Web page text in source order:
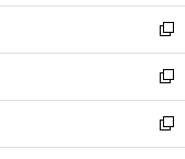
開
く
ウ
で
開
く
ン
ド
ウ
で
開
く
ウ
ィ
ン
ド
ウ
で
開
し
い
ウ
ィ
ン
ド
ウ
新
し
い
ウ
ィ
ン
新
し
い
ウ
新
し